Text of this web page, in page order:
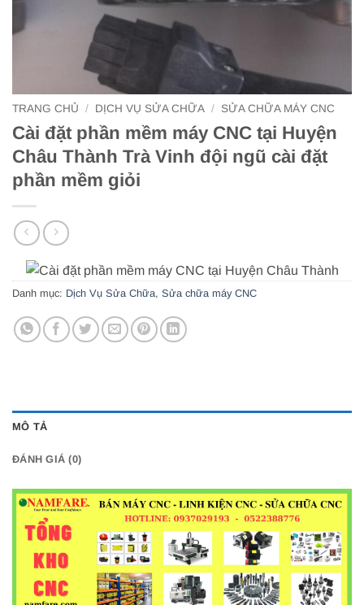
TRANG CHỦ / DỊCH VỤ SỬA CHỮA / SỬA CHỮA MÁY CNC
Cài đặt phần mềm máy CNC tại Huyện
Châu Thành Trà Vinh đội ngũ cài đặt
phần mềm giỏi
Danh mục: Dịch Vụ Sửa Chữa, Sửa chữa máy CNC
MÔ TẢ
ĐÁNH GIÁ (0)